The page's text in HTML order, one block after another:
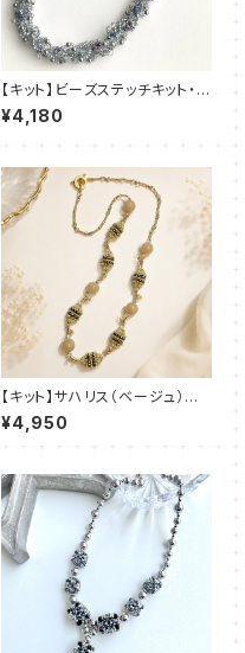
【キット】ビーズステッチキット・ブ
ルーレース デザイン：清水理
子
¥4,180
【キット】サハリス（ベージュ）新
川智未
¥4,950